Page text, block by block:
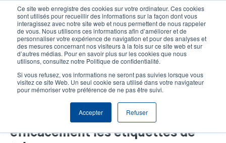
Ce site web enregistre des cookies sur votre ordinateur. Ces cookies
sont utilisés pour recueillir des informations sur la façon dont vous
interagissez avec notre site web et nous permettent de nous rappeler
de vous. Nous utilisons ces informations afin d’améliorer et de
personnaliser votre expérience de navigation et pour des analyses et
des mesures concernant nos visiteurs à la fois sur ce site web et sur
d’autres médias. Pour en savoir plus sur les cookies que nous
utilisons, consultez notre Politique de confidentialité.
Si vous refusez, vos informations ne seront pas suivies lorsque vous
visitez ce site Web. Un seul cookie sera utilisé dans votre navigateur
pour mémoriser votre préférence de ne pas être suivi.
Accepter Refuser
contenu
principal
User
account
menu
User
Header
Sélecteur de produits Tech Support
Contacter le service commercial
L'imprimante TSC Alpha-3R aide
DRIM à changer rapidement et
efficacement les étiquettes de